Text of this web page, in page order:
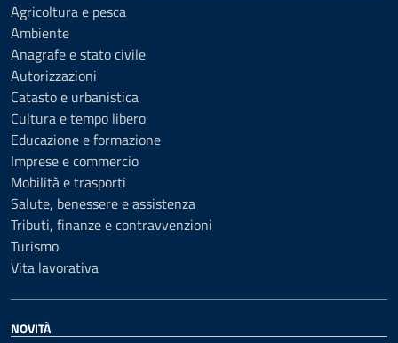
Agricoltura e pesca
Ambiente
Anagrafe e stato civile
Autorizzazioni
Catasto e urbanistica
Cultura e tempo libero
Educazione e formazione
Imprese e commercio
Mobilità e trasporti
Salute, benessere e assistenza
Tributi, finanze e contravvenzioni
Turismo
Vita lavorativa
NOVITÀ